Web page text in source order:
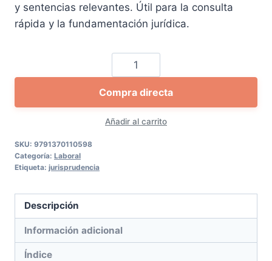
y sentencias relevantes. Útil para la consulta
rápida y la fundamentación jurídica.
Estatuto
de
los
Trabajadores
(2025,
Añadir al carrito
Compra directa
SKU: 9791370110598
Categoría: Laboral
Etiqueta: jurisprudencia
Descripción
Información adicional
Índice